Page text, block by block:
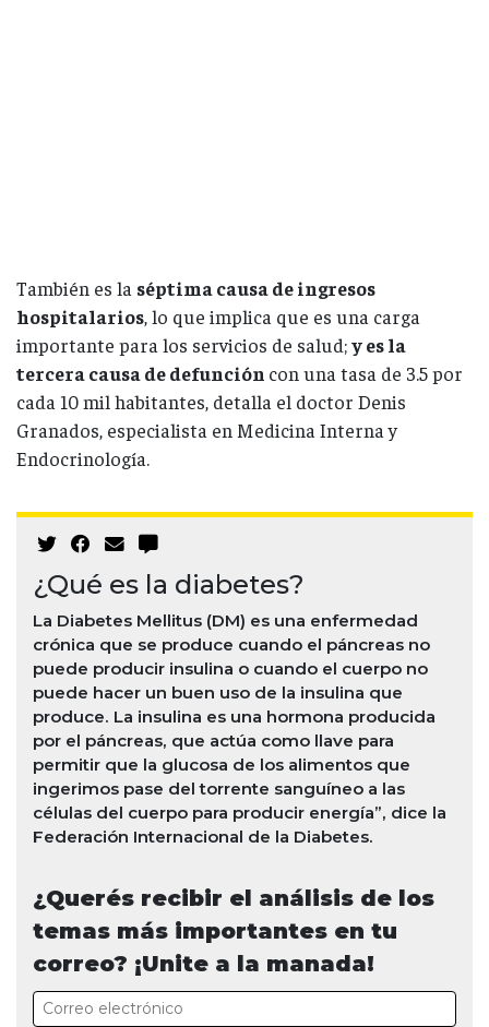
También es la séptima causa de ingresos
hospitalarios, lo que implica que es una carga
importante para los servicios de salud;y es la
tercera causa de defunción con una tasa de 3.5 por
cada 10 mil habitantes, detalla el doctor Denis
Granados, especialista en Medicina Interna y
Endocrinología.
¿Qué es la diabetes?
La Diabetes Mellitus (DM) es una enfermedad
crónica que se produce cuando el páncreas no
puede producir insulina o cuando el cuerpo no
puede hacer un buen uso de la insulina que
produce. La insulina es una hormona producida
por el páncreas, que actúa como llave para
permitir que la glucosa de los alimentos que
ingerimos pase del torrente sanguíneo a las
células del cuerpo para producir energía”, dice la
Federación Internacional de la Diabetes.
¿Querés recibir el análisis de los
temas más importantes en tu
correo? ¡Unite a la manada!